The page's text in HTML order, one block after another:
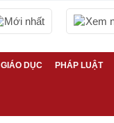
Mới nhất Xem
GIÁO DỤC PHÁP LUẬT